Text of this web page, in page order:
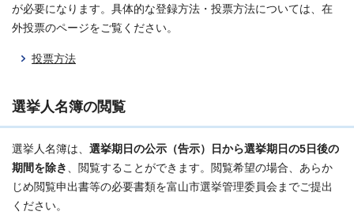
が必要になります。具体的な登録方法・投票方法については、在
外投票のページをご覧ください。
投票方法
選挙人名簿の閲覧
選挙人名簿は、 選挙期日の公示（告示）日から選挙期日の5日後の
期間を除き 、閲覧することができます。閲覧希望の場合、あらか
じめ閲覧申出書等の必要書類を富山市選挙管理委員会までご提出
ください。